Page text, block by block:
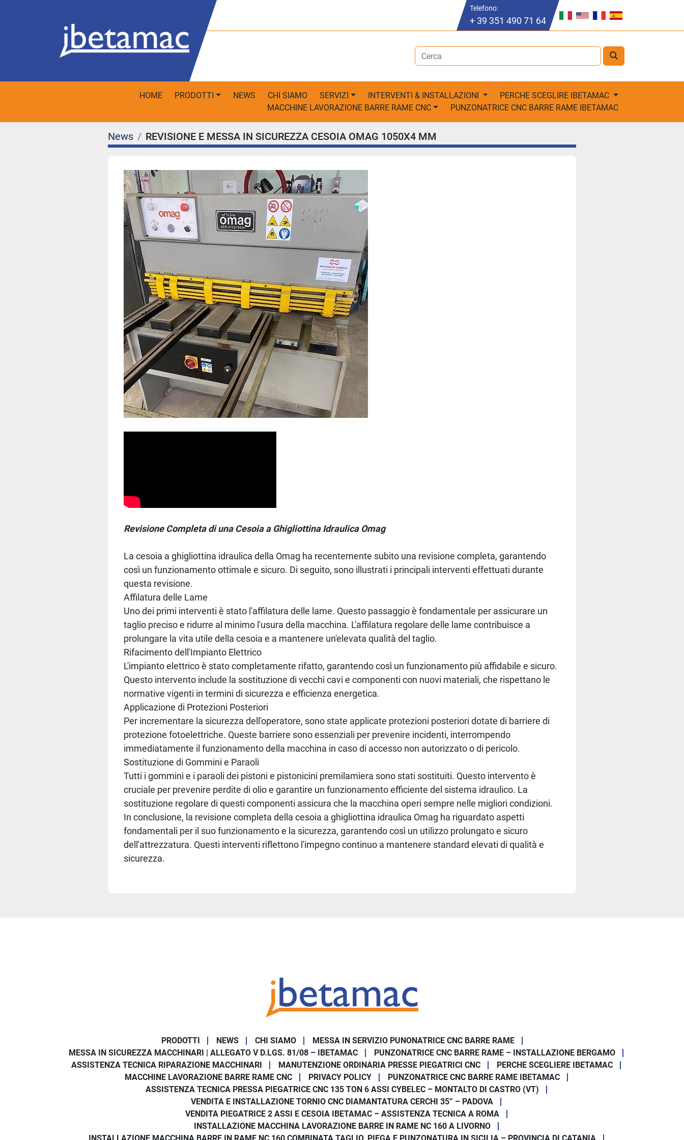
Telefono:
+ 39 351 490 71 64
HOME PRODOTTI NEWS CHI SIAMO SERVIZI INTERVENTI & INSTALLAZIONI
PERCHE SCEGLIRE IBETAMAC
MACCHINE LAVORAZIONE BARRE RAME CNC
PUNZONATRICE CNC BARRE RAME IBETAMAC
News REVISIONE E MESSA IN SICUREZZA CESOIA OMAG 1050X4 MM
Revisione Completa di una Cesoia a Ghigliottina Idraulica Omag
La cesoia a ghigliottina idraulica della Omag ha recentemente subito una revisione completa, garantendo
così un funzionamento ottimale e sicuro. Di seguito, sono illustrati i principali interventi effettuati durante
questa revisione.
Affilatura delle Lame
Uno dei primi interventi è stato l'affilatura delle lame. Questo passaggio è fondamentale per assicurare un
taglio preciso e ridurre al minimo l'usura della macchina. L'affilatura regolare delle lame contribuisce a
prolungare la vita utile della cesoia e a mantenere un'elevata qualità del taglio.
Rifacimento dell'Impianto Elettrico
L'impianto elettrico è stato completamente rifatto, garantendo così un funzionamento più affidabile e sicuro.
Questo intervento include la sostituzione di vecchi cavi e componenti con nuovi materiali, che rispettano le
normative vigenti in termini di sicurezza e efficienza energetica.
Applicazione di Protezioni Posteriori
Per incrementare la sicurezza dell'operatore, sono state applicate protezioni posteriori dotate di barriere di
protezione fotoelettriche. Queste barriere sono essenziali per prevenire incidenti, interrompendo
immediatamente il funzionamento della macchina in caso di accesso non autorizzato o di pericolo.
Sostituzione di Gommini e Paraoli
Tutti i gommini e i paraoli dei pistoni e pistonicini premilamiera sono stati sostituiti. Questo intervento è
cruciale per prevenire perdite di olio e garantire un funzionamento efficiente del sistema idraulico. La
sostituzione regolare di questi componenti assicura che la macchina operi sempre nelle migliori condizioni.
In conclusione, la revisione completa della cesoia a ghigliottina idraulica Omag ha riguardato aspetti
fondamentali per il suo funzionamento e la sicurezza, garantendo così un utilizzo prolungato e sicuro
dell'attrezzatura. Questi interventi riflettono l'impegno continuo a mantenere standard elevati di qualità e
sicurezza.
PRODOTTI NEWS CHI SIAMO
MESSA IN SERVIZIO PUNONATRICE CNC BARRE RAME
MESSA IN SICUREZZA MACCHINARI | ALLEGATO V D.LGS. 81/08 – IBETAMAC
PUNZONATRICE CNC BARRE RAME – INSTALLAZIONE BERGAMO
ASSISTENZA TECNICA RIPARAZIONE MACCHINARI
MANUTENZIONE ORDINARIA PRESSE PIEGATRICI CNC
PERCHE SCEGLIERE IBETAMAC
MACCHINE LAVORAZIONE BARRE RAME CNC
PRIVACY POLICY
PUNZONATRICE CNC BARRE RAME IBETAMAC
ASSISTENZA TECNICA PRESSA PIEGATRICE CNC 135 TON 6 ASSI CYBELEC – MONTALTO DI CASTRO (VT)
VENDITA E INSTALLAZIONE TORNIO CNC DIAMANTATURA CERCHI 35” – PADOVA
VENDITA PIEGATRICE 2 ASSI E CESOIA IBETAMAC – ASSISTENZA TECNICA A ROMA
INSTALLAZIONE MACCHINA LAVORAZIONE BARRE IN RAME NC 160 A LIVORNO